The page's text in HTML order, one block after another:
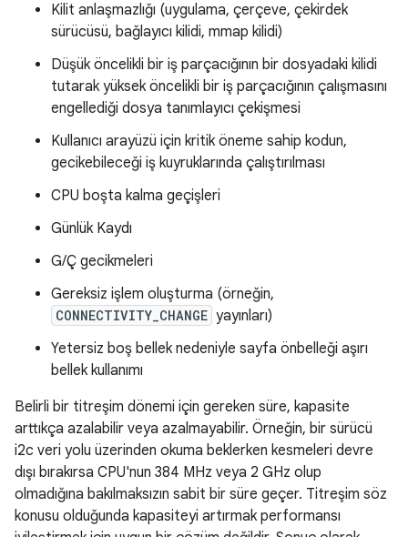
Kilit anlaşmazlığı (uygulama, çerçeve, çekirdek
sürücüsü, bağlayıcı kilidi, mmap kilidi)
Düşük öncelikli bir iş parçacığının bir dosyadaki kilidi
tutarak yüksek öncelikli bir iş parçacığının çalışmasını
engellediği dosya tanımlayıcı çekişmesi
Kullanıcı arayüzü için kritik öneme sahip kodun,
gecikebileceği iş kuyruklarında çalıştırılması
CPU boşta kalma geçişleri
Günlük Kaydı
G/Ç gecikmeleri
Gereksiz işlem oluşturma (örneğin,
CONNECTIVITY_CHANGE yayınları)
Yetersiz boş bellek nedeniyle sayfa önbelleği aşırı
bellek kullanımı
Belirli bir titreşim dönemi için gereken süre, kapasite
arttıkça azalabilir veya azalmayabilir. Örneğin, bir sürücü
i2c veri yolu üzerinden okuma beklerken kesmeleri devre
dışı bırakırsa CPU'nun 384 MHz veya 2 GHz olup
olmadığına bakılmaksızın sabit bir süre geçer. Titreşim söz
konusu olduğunda kapasiteyi artırmak performansı